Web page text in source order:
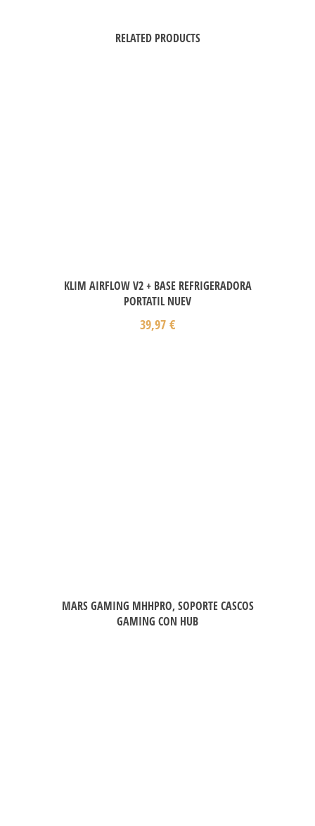
RELATED PRODUCTS
KLIM AIRFLOW V2 + BASE REFRIGERADORA
PORTATIL NUEV
39,97 €
MARS GAMING MHHPRO, SOPORTE CASCOS
GAMING CON HUB